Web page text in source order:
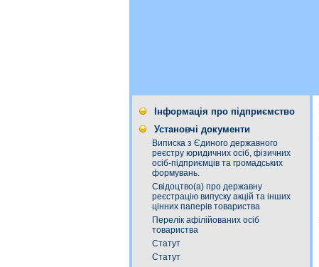
Інформація про підприємство
Установчі документи
Виписка з Єдиного державного
реєстру юридичних осіб, фізичних
осіб-підприємців та громадських
формувань.
Свідоцтво(а) про державну
реєстрацію випуску акцій та інших
цінних паперів товариства
Перелік афілійованих осіб
товариства
Статут
Статут